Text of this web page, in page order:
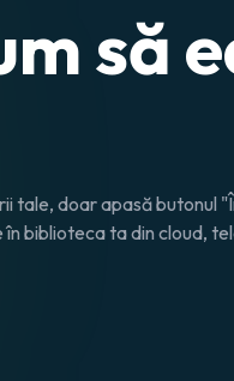
să
tale, doar apasă butonul
biblioteca ta din cloud,